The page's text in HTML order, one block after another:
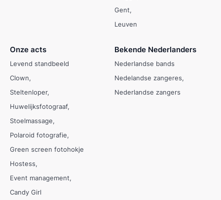
Gent
Leuven
Onze acts
Levend standbeeld
Clown
Steltenloper
Huwelijksfotograaf
Stoelmassage
Polaroid fotografie
Green screen fotohokje
Hostess
Event management
Candy Girl
Bekende Nederlanders
Nederlandse bands
Nedelandse zangeres
Nederlandse zangers